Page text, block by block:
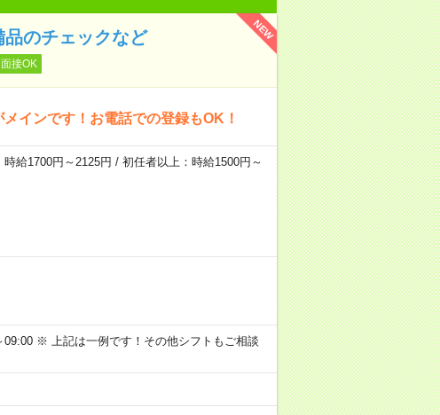
NEW
品のチェックなど
接OK
インです！お電話での登録もOK！
給1700円～2125円 / 初任者以上：時給1500円～
09:00 ※ 上記は一例です！その他シフトもご相談